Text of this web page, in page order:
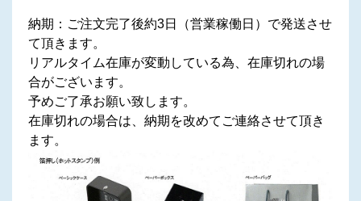
納期：ご注文完了後約3日（営業稼働日）で発送させ
て頂きます。
リアルタイム在庫が変動している為、在庫切れの場
合がございます。
予めご了承お願い致します。
在庫切れの場合は、納期を改めてご連絡させて頂き
ます。